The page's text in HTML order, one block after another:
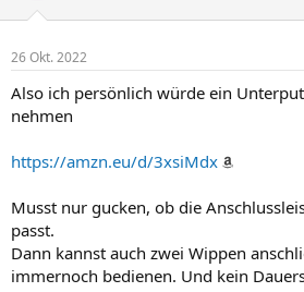
26 Okt. 2022
Also ich persönlich würde ein
nehmen
https://amzn.eu/d/3xsiMdx
Musst nur gucken, ob die
passt.
Dann kannst auch zwei Wippen
immernoch bedienen. Und kein